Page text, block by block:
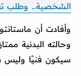
الشخصية.. وطلب
وأفادت أن
وحالته البدنية
سيكون فنيًا وليس